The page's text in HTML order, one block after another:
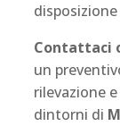
Contattaci
un
rilevazione
dintorni di